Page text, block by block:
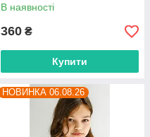
постачальника
В наявності
360 ₴
Купити
НОВИНКА 06.08.26